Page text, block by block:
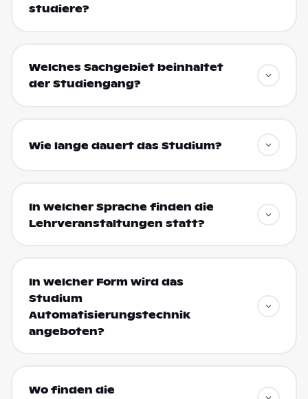
studiere?
Welches Sachgebiet beinhaltet
der Studiengang?
Wie lange dauert das Studium?
In welcher Sprache finden die
Lehrveranstaltungen statt?
In welcher Form wird das
Studium
Automatisierungstechnik
angeboten?
Wo finden die